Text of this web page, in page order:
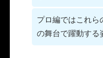
プロ編ではこれら
の舞台で躍動する